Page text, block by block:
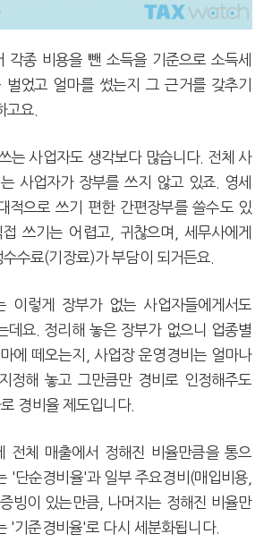
각종 비용을 뺀 소득을 기준으로 소득세
었고 얼마를 썼는지 그 근거를 갖추기
요.
는 사업자도 생각보다 많습니다. 전체 사
사업자가 장부를 쓰지 않고 있죠. 영세
적으로 쓰기 편한 간편장부를 쓸수도 있
쓰기는 어렵고, 귀찮으며, 세무사에게
수료(기장료)가 부담이 되거든요.
이렇게 장부가 없는 사업자들에게서도
데요. 정리해 놓은 장부가 없으니 업종별
에 떼오는지, 사업장 운영경비는 얼마나
정해 놓고 그만큼만 경비로 인정해주도
경비율 제도입니다.
전체 매출에서 정해진 비율만큼을 통으
'단순경비율'과 일부 주요경비(매입비용,
빙이 있는만큼, 나머지는 정해진 비율만
'기준경비율'로 다시 세분화됩니다.